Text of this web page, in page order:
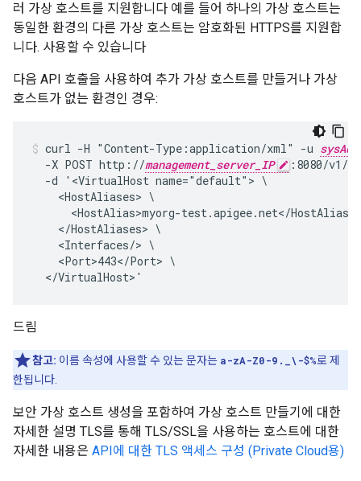
러 가상 호스트를 지원합니다 예를 들어 하나의 가상 호스트는
동일한 환경의 다른 가상 호스트는 암호화된 HTTPS를 지원합
니다. 사용할 수 있습니다
다음 API 호출을 사용하여 추가 가상 호스트를 만들거나 가상
호스트가 없는 환경인 경우:
curl -H "Content-Type:application/xml" -u
  -X POST http://
management_server_IP
:8080/v1/
  -d '<VirtualHost name="default"> \
    <HostAliases> \
<HostAlias>myorg-test.apigee.net</HostAlias>
    </HostAliases> \
    <Interfaces/> \
    <Port>443</Port> \
  </VirtualHost>'
드림
참고: 이름 속성에 사용할 수 있는 문자는 a-zA-Z0-9._\-$%로 제
한됩니다.
보안 가상 호스트 생성을 포함하여 가상 호스트 만들기에 대한
자세한 설명 TLS를 통해 TLS/SSL을 사용하는 호스트에 대한
자세한 내용은 API에 대한 TLS 액세스 구성 (Private Cloud용)